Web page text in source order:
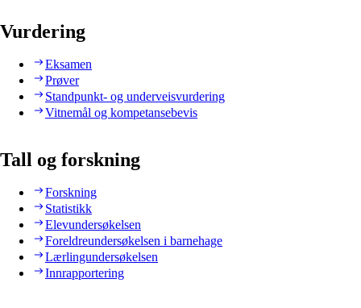
Vurdering
Eksamen
Prøver
Standpunkt- og underveisvurdering
Vitnemål og kompetansebevis
Tall og forskning
Forskning
Statistikk
Elevundersøkelsen
Foreldreundersøkelsen i barnehage
Lærlingundersøkelsen
Innrapportering